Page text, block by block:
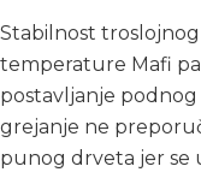
Stabilnost
temperature Mafi
postavljanje
grejanje ne
punog drveta jer se